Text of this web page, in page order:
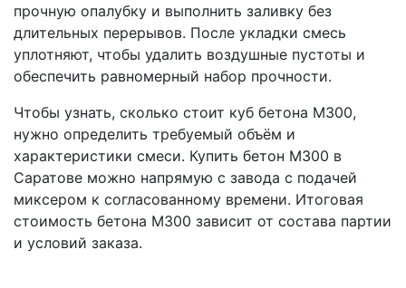
прочную опалубку и выполнить заливку без
длительных перерывов. После укладки смесь
уплотняют, чтобы удалить воздушные пустоты и
обеспечить равномерный набор прочности.
Чтобы узнать, сколько стоит куб бетона М300,
нужно определить требуемый объём и
характеристики смеси. Купить бетон М300 в
Саратове можно напрямую с завода с подачей
миксером к согласованному времени. Итоговая
стоимость бетона М300 зависит от состава партии
и условий заказа.